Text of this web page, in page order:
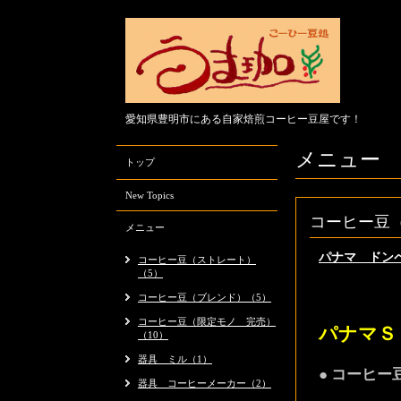
愛知県豊明市にある自家焙煎コーヒー豆屋です！
メニュー
コーヒー豆
パナマ ドン
パナマ
● コーヒ
トップ
New Topics
メニュー
コーヒー豆（ストレート）
（5）
コーヒー豆（ブレンド）（5）
コーヒー豆（限定モノ 完売）
（10）
器具 ミル（1）
器具 コーヒーメーカー（2）